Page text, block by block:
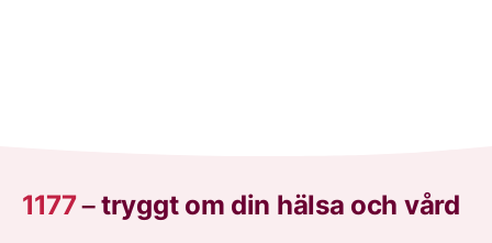
1177–tryggt om din hälsa och vård